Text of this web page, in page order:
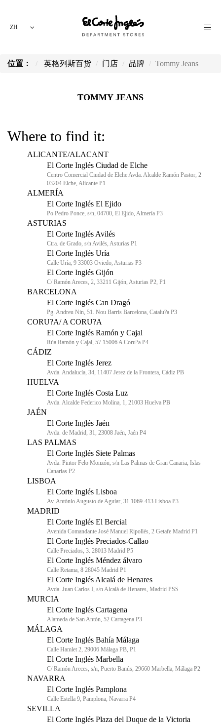
ZH
位置： 英格列斯百货 门店 品牌 Tommy Jeans
TOMMY JEANS
Where to find it:
ALICANTE/ALACANT
El Corte Inglés Ciudad de Elche
Centro Comercial Ciudad de Elche Avda. Alcalde Ramón Pastor, 2
03204 Elche, Alicante P1
ALMERÍA
El Corte Inglés El Ejido
Po Pedro Ponce, s/n, 04700, El Ejido, Almería P3
ASTURIAS
El Corte Inglés Avilés
Ctra. de Grado, s/n Avilés, Asturias P1
El Corte Inglés Uría
Calle Uría, 9 33003 Oviedo, Asturias P3
El Corte Inglés Gijón
C/ Ramón Areces, 2, 33211 Gijón, Asturias P2, P1
BARCELONA
El Corte Inglés Can Dragó
Pg. Andreu Nin, 51. Nou Barris Barcelona, Catalu?a P3
CORU?A/ A CORU?A
El Corte Inglés Ramón y Cajal
Rúa Ramón y Cajal, 57 15006 A Coru?a P4
CÁDIZ
El Corte Inglés Jerez
Avda. Andalucía, 34, 11407 Jerez de la Frontera, Cádiz PB
HUELVA
El Corte Inglés Costa Luz
Avda. Alcalde Federico Molina, 1, 21003 Huelva PB
JAÉN
El Corte Inglés Jaén
Avda. de Madrid, 31, 23008 Jaén, Jaén P4
LAS PALMAS
El Corte Inglés Siete Palmas
Avda. Pintor Felo Monzón, s/n Las Palmas de Gran Canaria, Islas
Canarias P2
LISBOA
El Corte Inglés Lisboa
Av. António Augusto de Aguiar, 31 1069-413 Lisboa P3
MADRID
El Corte Inglés El Bercial
Avenida Comandante José Manuel Ripollés, 2 Getafe Madrid P1
El Corte Inglés Preciados-Callao
Calle Preciados, 3. 28013 Madrid P5
El Corte Inglés Méndez álvaro
Calle Retama, 8 28045 Madrid P1
El Corte Inglés Alcalá de Henares
Avda. Juan Carlos I, s/n Alcalá de Henares, Madrid PSS
MURCIA
El Corte Inglés Cartagena
Alameda de San Antón, 52 Cartagena P3
MÁLAGA
El Corte Inglés Bahía Málaga
Calle Hamlet 2, 29006 Málaga PB, P1
El Corte Inglés Marbella
C/ Ramón Areces, s/n, Puerto Banús, 29660 Marbella, Málaga P2
NAVARRA
El Corte Inglés Pamplona
Calle Estella 9, Pamplona, Navarra P4
SEVILLA
El Corte Inglés Plaza del Duque de la Victoria